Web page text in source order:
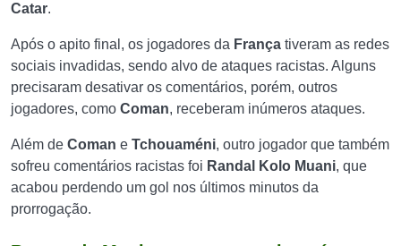
Catar.
Após o apito final, os jogadores da França tiveram as redes
sociais invadidas, sendo alvo de ataques racistas. Alguns
precisaram desativar os comentários, porém, outros
jogadores, como Coman, receberam inúmeros ataques.
Além de Coman e Tchouaméni, outro jogador que também
sofreu comentários racistas foi Randal Kolo Muani, que
acabou perdendo um gol nos últimos minutos da
prorrogação.